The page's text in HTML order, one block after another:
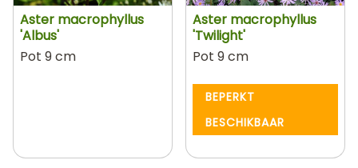
Aster macrophyllus
'Albus'
Pot 9 cm
Aster macrophyllus
'Twilight'
Pot 9 cm
BEPERKT
BESCHIKBAAR